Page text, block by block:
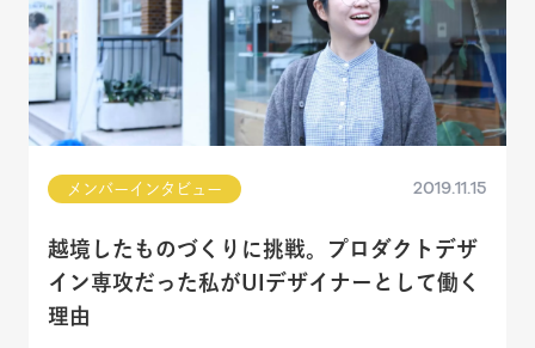
メンバーインタビュー 2019.11.15
越境したものづくりに挑戦。プロダクトデザ
イン専攻だった私がUIデザイナーとして働く
理由